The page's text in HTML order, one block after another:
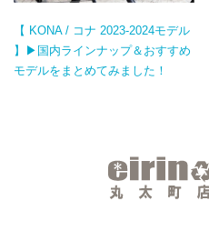
【 KONA / コナ 2023-2024モデル
】▶国内ラインナップ＆おすすめ
モデルをまとめてみました！